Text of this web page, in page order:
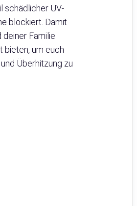
schädlicher UV-
blockiert. Damit
deiner Familie
bieten, um euch
Überhitzung zu